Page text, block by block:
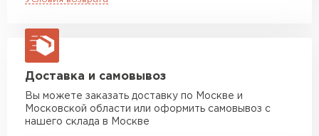
Профнастил — материал с долгим сроком
эксплуатации.
Возможность использования вне зависимости
от климата.
Монтаж лёгкий, крупные финансовые
вложения не нужны.
макс. длина груза 13,5 м
Манипулятор до 5 тн
макс. длина груза 6 м
Манипулятор до 10 тн
макс. длина груза 8 м
Манипулятор до 20 тн
Доставка и самовывоз
Вы можете заказать доставку по Москве и
Московской области или оформить самовывоз с
нашего склада в Москве